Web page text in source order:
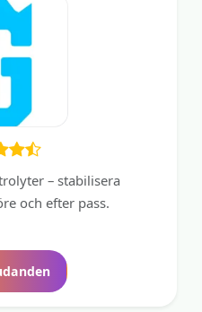
– stabilisera
och efter pass.